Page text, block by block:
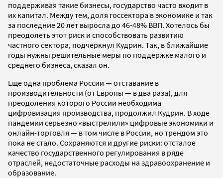
поддерживая такие бизнесы, государство часто входит в
их капитал. Между тем, доля госсектора в экономике и так
за последние 20 лет выросла до 46-48% ВВП. Хотелось бы
преодолеть этот риск и способствовать развитию
частного сектора, подчеркнул Кудрин. Так, в ближайшие
годы нужны решительные меры по поддержке малого и
среднего бизнеса, сказал он.
Еще одна проблема России — отставание в
производительности (от Европы — в два раза), для
преодоления которого России необходима
цифровизация производства, продолжил Кудрин. В ходе
пандемии серьезно «выстрелили» цифровые экономики и
онлайн-торговля — в том числе в России, но трендом это
пока не стало. Сохраняются и другие риски: отсталое
качество государственного регулирования в ряде
отраслей, недостаточные расходы на здравоохранение и
образование.